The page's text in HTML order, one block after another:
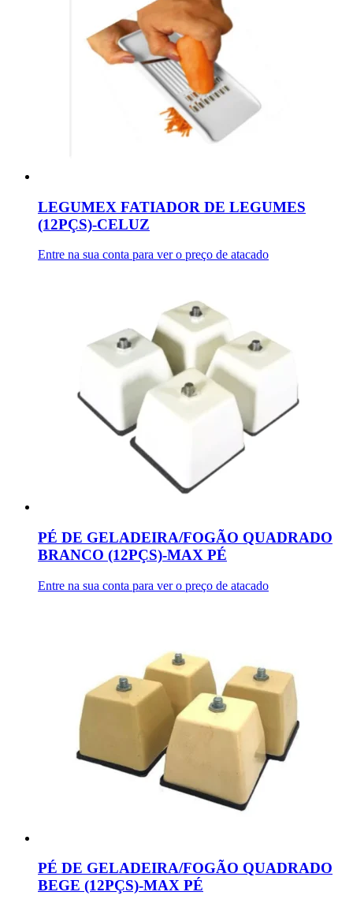
LEGUMEX FATIADOR DE LEGUMES
(12PÇS)-CELUZ
Entre na sua conta para ver o preço de atacado
PÉ DE GELADEIRA/FOGÃO QUADRADO
BRANCO (12PÇS)-MAX PÉ
Entre na sua conta para ver o preço de atacado
PÉ DE GELADEIRA/FOGÃO QUADRADO
BEGE (12PÇS)-MAX PÉ